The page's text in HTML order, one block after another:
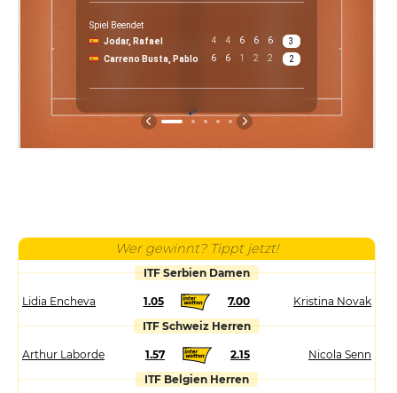
Spiel Beendet
Jodar, Rafael
4 4 6 6 6
3
Carreno Busta, Pablo
6 6 1 2 2 2
Wer gewinnt? Tippt jetzt!
ITF Serbien Damen
Lidia Encheva 1.05 7.00
Kristina Novak
ITF Schweiz Herren
Arthur Laborde 1.57 2.15
Nicola Senn
ITF Belgien Herren